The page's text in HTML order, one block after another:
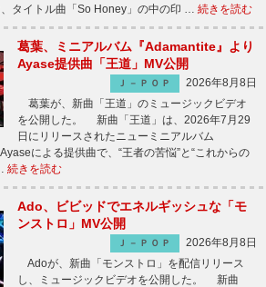
タイトル曲「So Honey」の中の印 … 続きを読む
葛葉、ミニアルバム『Adamantite』より
Ayase提供曲「王道」MV公開
Ｊ－ＰＯＰ
2026年8月8日
葛葉が、新曲「王道」のミュージックビデオ
を公開した。 新曲「王道」は、2026年7月29
日にリリースされたニューミニアルバム
による提供曲で、“王者の苦悩”と“これからの
続きを読む
Ado、ビビッドでエネルギッシュな「モ
ンストロ」MV公開
Ｊ－ＰＯＰ
2026年8月8日
Adoが、新曲「モンストロ」を配信リリース
し、ミュージックビデオを公開した。 新曲